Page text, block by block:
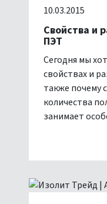
10.03.2015
Свойства и
ПЭТ
Сегодня мы
свойствах и
также почему
количества
занимает